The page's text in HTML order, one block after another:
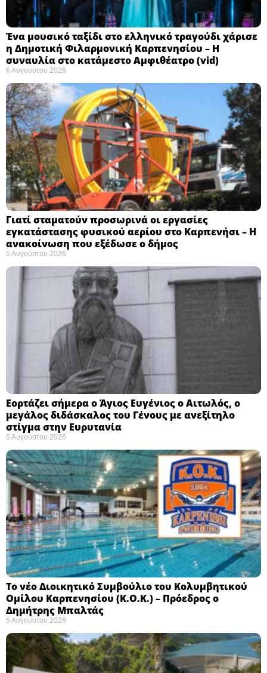
Ένα μουσικό ταξίδι στο ελληνικό τραγούδι χάρισε
η Δημοτική Φιλαρμονική Καρπενησίου – Η
συναυλία στο κατάμεστο Αμφιθέατρο (vid)
6 Αυγούστου 2026
Γιατί σταματούν προσωρινά οι εργασίες
εγκατάστασης φυσικού αερίου στο Καρπενήσι – Η
ανακοίνωση που εξέδωσε ο δήμος
5 Αυγούστου 2026
Εορτάζει σήμερα ο Άγιος Ευγένιος ο Αιτωλός, ο
μεγάλος διδάσκαλος του Γένους με ανεξίτηλο
στίγμα στην Ευρυτανία
5 Αυγούστου 2026
Το νέο Διοικητικό Συμβούλιο του Κολυμβητικού
Ομίλου Καρπενησίου (Κ.Ο.Κ.) – Πρόεδρος ο
Δημήτρης Μπαλτάς
5 Αυγούστου 2026